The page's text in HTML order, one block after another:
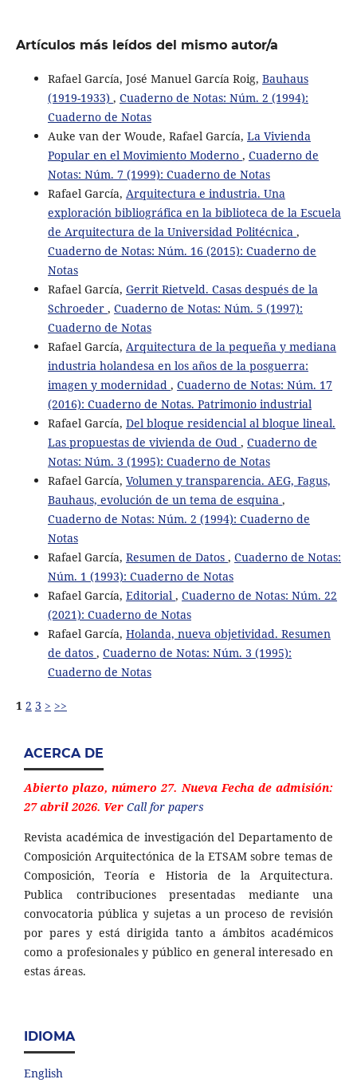
Artículos más leídos del mismo autor/a
Rafael García, José Manuel García Roig, Bauhaus
(1919-1933) , Cuaderno de Notas: Núm. 2 (1994):
Cuaderno de Notas
Auke van der Woude, Rafael García, La Vivienda
Popular en el Movimiento Moderno , Cuaderno de
Notas: Núm. 7 (1999): Cuaderno de Notas
Rafael García, Arquitectura e industria. Una
exploración bibliográfica en la biblioteca de la Escuela
de Arquitectura de la Universidad Politécnica ,
Cuaderno de Notas: Núm. 16 (2015): Cuaderno de
Notas
Rafael García, Gerrit Rietveld. Casas después de la
Schroeder , Cuaderno de Notas: Núm. 5 (1997):
Cuaderno de Notas
Rafael García, Arquitectura de la pequeña y mediana
industria holandesa en los años de la posguerra:
imagen y modernidad , Cuaderno de Notas: Núm. 17
(2016): Cuaderno de Notas. Patrimonio industrial
Rafael García, Del bloque residencial al bloque lineal.
Las propuestas de vivienda de Oud , Cuaderno de
Notas: Núm. 3 (1995): Cuaderno de Notas
Rafael García, Volumen y transparencia. AEG, Fagus,
Bauhaus, evolución de un tema de esquina ,
Cuaderno de Notas: Núm. 2 (1994): Cuaderno de
Notas
Rafael García, Resumen de Datos , Cuaderno de Notas:
Núm. 1 (1993): Cuaderno de Notas
Rafael García, Editorial , Cuaderno de Notas: Núm. 22
(2021): Cuaderno de Notas
Rafael García, Holanda, nueva objetividad. Resumen
de datos , Cuaderno de Notas: Núm. 3 (1995):
Cuaderno de Notas
1 2 3 > >>
ACERCA DE
Abierto plazo, número 27. Nueva Fecha de admisión:
27 abril 2026. Ver Call for papers
Revista académica de investigación del Departamento de
Composición Arquitectónica de la ETSAM sobre temas de
Composición, Teoría e Historia de la Arquitectura.
Publica contribuciones presentadas mediante una
convocatoria pública y sujetas a un proceso de revisión
por pares y está dirigida tanto a ámbitos académicos
como a profesionales y público en general interesado en
estas áreas.
IDIOMA
English